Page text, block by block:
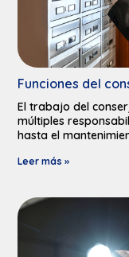
Funciones del
El trabajo del
múltiples
hasta el
Leer más »